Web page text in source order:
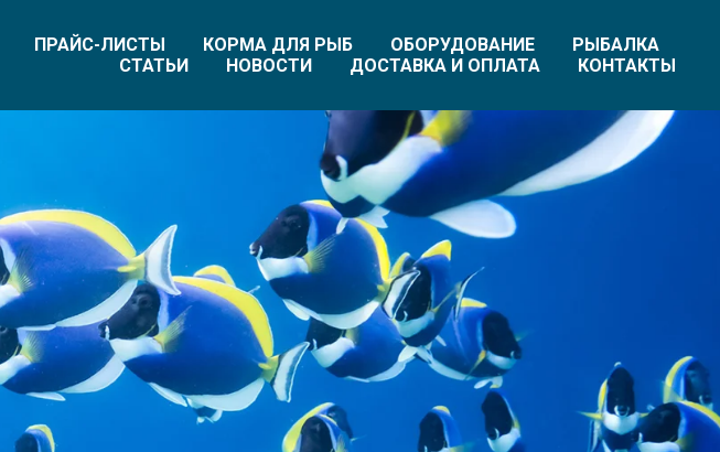
ПРАЙС-ЛИСТЫ КОРМА ДЛЯ РЫБ ОБОРУДОВАНИЕ
РЫБАЛКА
СТАТЬИ
НОВОСТИ ДОСТАВКА И ОПЛАТА КОНТАКТЫ